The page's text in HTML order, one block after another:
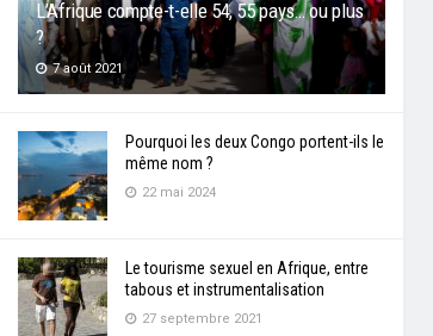
L’Afrique compte-t-elle 54, 55 pays… ou plus
?
7 août 2021
Pourquoi les deux Congo portent-ils le
même nom ?
22 mai 2024
Le tourisme sexuel en Afrique, entre
tabous et instrumentalisation
27 septembre 2021